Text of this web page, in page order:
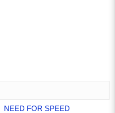
NEED FOR SPEED